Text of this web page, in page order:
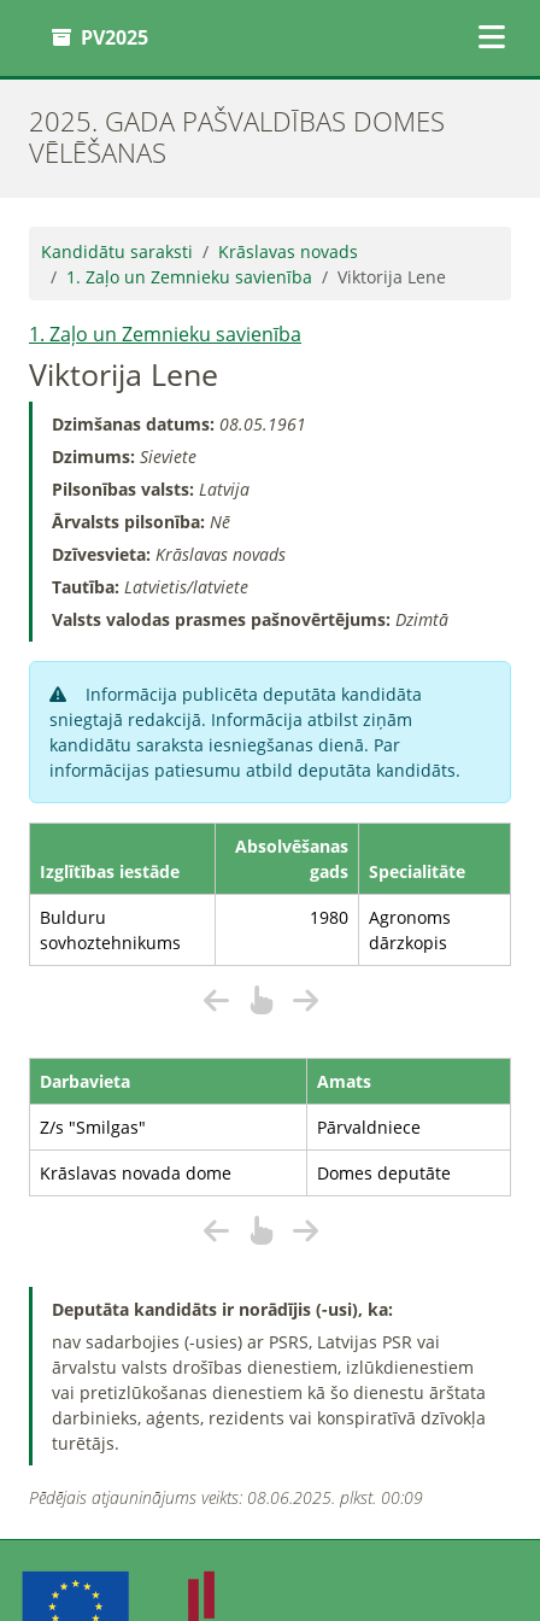
PV2025
2025. GADA PAŠVALDĪBAS DOMES
VĒLĒŠANAS
Kandidātu saraksti
Krāslavas novads
1. Zaļo un Zemnieku savienība
Viktorija Lene
1. Zaļo un Zemnieku savienība
Viktorija Lene
Dzimšanas datums: 08.05.1961
Dzimums: Sieviete
Pilsonības valsts: Latvija
Ārvalsts pilsonība: Nē
Dzīvesvieta: Krāslavas novads
Tautība: Latvietis/latviete
Valsts valodas prasmes pašnovērtējums: Dzimtā
Informācija publicēta deputāta kandidāta
sniegtajā redakcijā. Informācija atbilst ziņām
kandidātu saraksta iesniegšanas dienā. Par
informācijas patiesumu atbild deputāta kandidāts.
Izglītības iestāde
Absolvēšanas
gads
Specialitāte
Bulduru
sovhoztehnikums
1980
Agronoms
dārzkopis
Darbavieta
Amats
Z/s "Smilgas"
Pārvaldniece
Krāslavas novada dome
Domes deputāte
Deputāta kandidāts ir norādījis (-usi), ka:
nav sadarbojies (-usies) ar PSRS, Latvijas PSR vai
ārvalstu valsts drošības dienestiem, izlūkdienestiem
vai pretizlūkošanas dienestiem kā šo dienestu ārštata
darbinieks, aģents, rezidents vai konspiratīvā dzīvokļa
turētājs.
Pēdējais atjauninājums veikts: 08.06.2025. plkst. 00:09